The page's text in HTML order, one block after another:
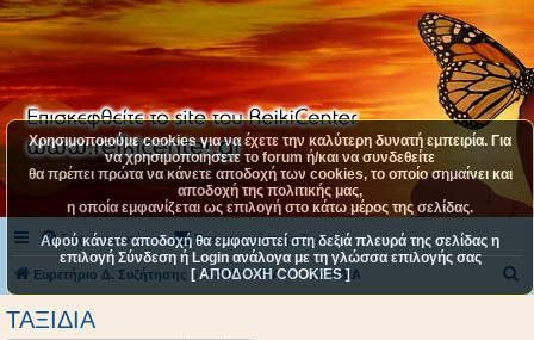
Συχνές ερωτήσεις Επικοινωνήστε μαζί μας
Ευρετήριο Δ. Συζήτησης ΚΑΤΗΓΟΡΙΑ 4 ΤΑΞΙΔΙΑ
ΤΑΞΙΔΙΑ
Χρησιμοποιούμε cookies για να έχετε την καλύτερη δυνατή εμπειρία. Για
να χρησιμοποιήσετε το forum ή/και να συνδεθείτε
θα πρέπει πρώτα να κάνετε αποδοχή των cookies, το οποίο σημαίνει και
αποδοχή της πολιτικής μας,
η οποία εμφανίζεται ως επιλογή στο κάτω μέρος της σελίδας.
Αφού κάνετε αποδοχή θα εμφανιστεί στη δεξιά πλευρά της σελίδας η
επιλογή Σύνδεση ή Login ανάλογα με τη γλώσσα επιλογής σας
[ ΑΠΟΔΟΧΗ COOKIES ]